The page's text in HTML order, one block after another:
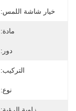
خيار شاشة اللمس:
مادة:
دور:
التركيب:
نوع: